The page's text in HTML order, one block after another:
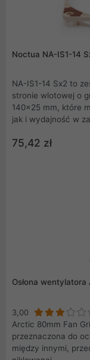
Noctua NA-IS1-14
NA-IS1-14 Sx2 to
stronie wlotowej o
140x25 mm, które
jak i wydajność w
ciągnącego, w
przeszkody, takie
powietrza, ale
sprawić, że dźwięk
75,42 zł
Osłona
3,00
Arctic 80mm Fan
przeznaczona do
między innymi,